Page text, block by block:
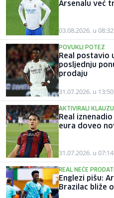
Arsenalu već
03.08.2026. u 08:32
POVUKLI POTEZ
Real postavio
posljednju
prodaju
31.07.2026. u 13:50
AKTIVIRALI
Real
eura doveo
31.07.2026. u 07:14
REAL NEĆE
Englezi pišu:
Brazilac bliže